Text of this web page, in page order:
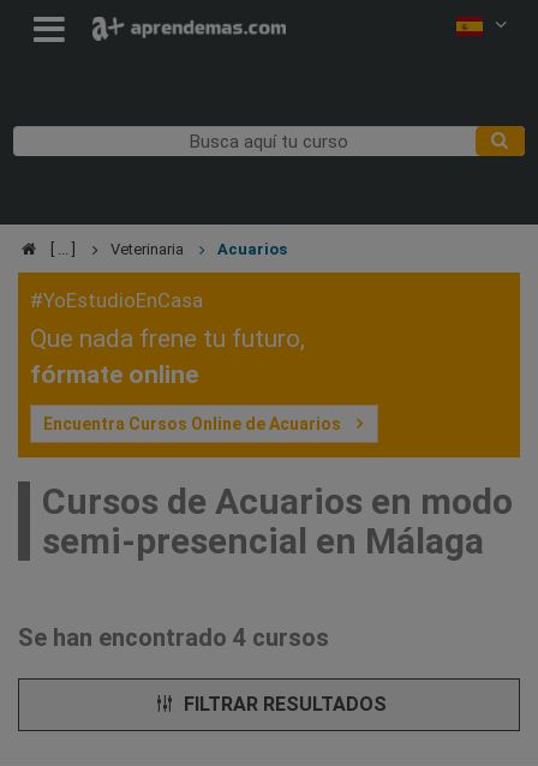
Veterinaria Acuarios
#YoEstudioEnCasa
Que nada frene tu futuro,
fórmate online
Encuentra Cursos Online de Acuarios
Cursos de Acuarios en modo
semi-presencial en Málaga
Se han encontrado 4 cursos
FILTRAR RESULTADOS